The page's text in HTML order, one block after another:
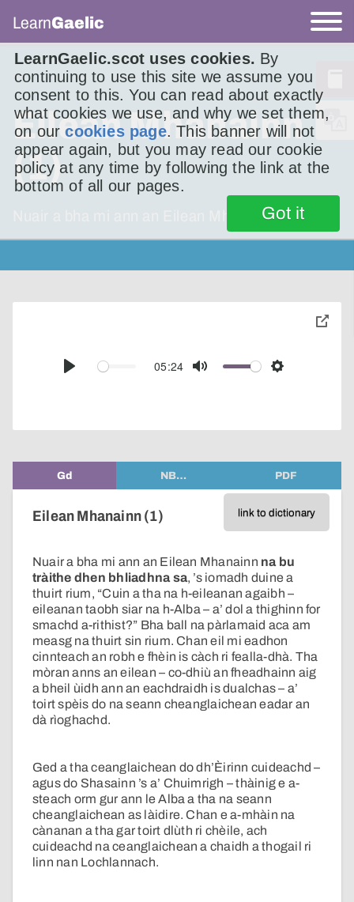
LearnGaelic.scot uses cookies. By
continuing to use this site we assume you
consent to this. You can read about exactly
what cookies we use, and why we set them,
on ourcookies page. This banner will not
appear again, but you may read our cookie
policy at any time by following the link at the
bottom of all our pages.
Got it
LearnGaelic
Eilean Mhanainn
(1)
Nuair a bha mi ann an Eilean Mhanainn na bu
Play
05:24
Mute Settings
toggle
Gd NB… PDF
link to dictionary
Eilean Mhanainn (1)
Nuair a bha mi ann an Eilean Mhanainn na bu
tràithe dhen bhliadhna sa, ’s iomadh duine a
thuirt rium, “Cuin a tha na h-eileanan agaibh –
eileanan taobh siar na h-Alba – a’ dol a thighinn for
smachd a-rithist?” Bha ball na pàrlamaid aca am
measg na thuirt sin rium. Chan eil mi eadhon
cinnteach an robh e fhèin is càch ri fealla-dhà. Tha
mòran anns an eilean – co-dhiù an fheadhainn aig
a bheil ùidh ann an eachdraidh is dualchas – a’
toirt spèis do na seann cheanglaichean eadar an
dà rìoghachd.
Ged a tha ceanglaichean do dh’Èirinn cuideachd –
agus do Shasainn ’s a’ Chuimrigh – thàinig e a-
steach orm gur ann le Alba a tha na seann
cheanglaichean as làidire. Chan e a-mhàin na
cànanan a tha gar toirt dlùth ri chèile, ach
cuideachd na ceanglaichean a chaidh a thogail ri
linn nan Lochlannach.